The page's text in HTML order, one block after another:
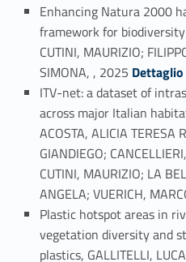
Enhancing Natura 2000
framework for
CUTINI, MAURIZIO;
SIMONA, , 2025 Link identifier #identifier_person_60337-1Dettaglio
ITV-net: a dataset of
across major Italian
ACOSTA, ALICIA TERESA
GIANDIEGO;
CUTINI, MAURIZIO; LA
ANGELA; VUERICH,
Plastic hotspot areas in
vegetation diversity and
plastics, GALLITELLI,